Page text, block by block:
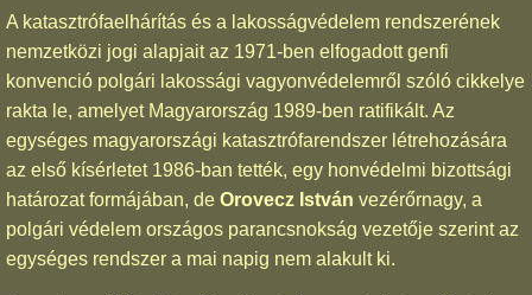
A katasztrófaelhárítás és a lakosságvédelem rendszerének
nemzetközi jogi alapjait az 1971-ben elfogadott genfi
konvenció polgári lakossági vagyonvédelemről szóló cikkelye
rakta le, amelyet Magyarország 1989-ben ratifikált. Az
egységes magyarországi katasztrófarendszer létrehozására
az első kísérletet 1986-ban tették, egy honvédelmi bizottsági
határozat formájában, de Orovecz István vezérőrnagy, a
polgári védelem országos parancsnokság vezetője szerint az
egységes rendszer a mai napig nem alakult ki.